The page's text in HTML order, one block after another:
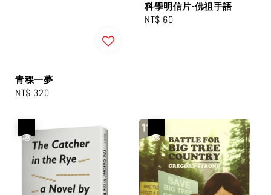
青稞一夢
Regular
NT$ 320
科學明信片-佛祖手語
Regular
NT$ 60